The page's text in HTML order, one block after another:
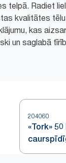
telpā. Radiet
kvalitātes
kas
un saglabā
204060
«Tork»